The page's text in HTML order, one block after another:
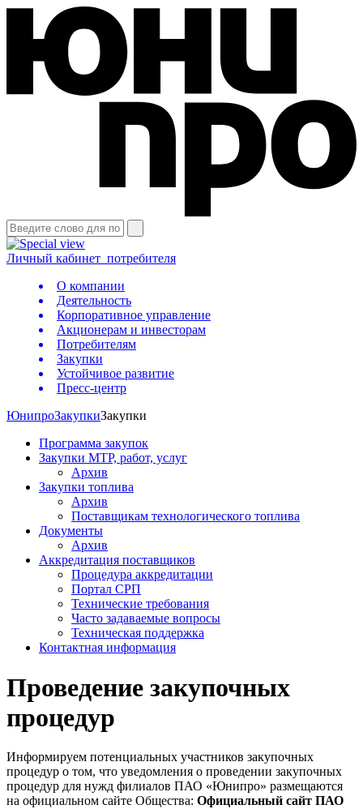
Личный кабинет потребителя
О компании
Деятельность
Корпоративное управление
Акционерам и инвесторам
Потребителям
Закупки
Устойчивое развитие
Пресс-центр
ЮнипроЗакупкиЗакупки
Программа закупок
Закупки МТР, работ, услуг
Архив
Закупки топлива
Архив
Поставщикам технологического топлива
Документы
Архив
Аккредитация поставщиков
Процедура аккредитации
Портал СРП
Технические требования
Часто задаваемые вопросы
Техническая поддержка
Контактная информация
Проведение закупочных
процедур
Информируем потенциальных участников закупочных
процедур о том, что уведомления о проведении закупочных
процедур для нужд филиалов ПАО «Юнипро» размещаются
на официальном сайте Общества: Официальный сайт ПАО